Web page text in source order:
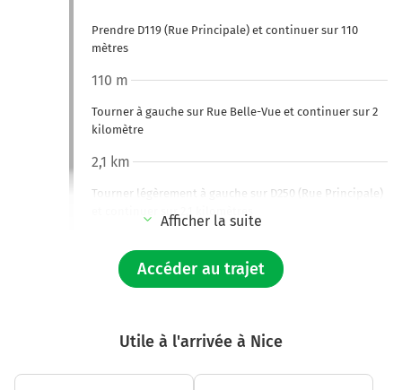
Prendre D119 (Rue Principale) et continuer sur 110
mètres
Tourner à gauche sur Rue Belle-Vue et continuer sur 2
kilomètre
110 m
Tourner légèrement à gauche sur D250 (Rue Principale)
et continuer sur 2,1 kilomètres
2,1 km
Tourner légèrement à droite sur D250 (Rue de la Gare)
sur 450 mètres
Afficher la suite
Accéder au trajet
Utile à l'arrivée à Nice